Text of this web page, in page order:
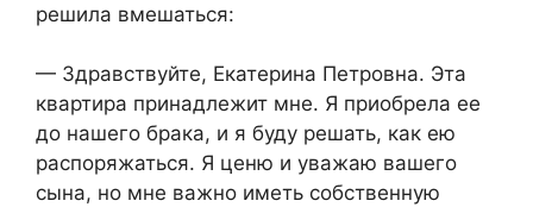
решила вмешаться:
— Здравствуйте, Екатерина Петровна. Эта
квартира принадлежит мне. Я приобрела ее
до нашего брака, и я буду решать, как ею
распоряжаться. Я ценю и уважаю вашего
сына, но мне важно иметь собственную